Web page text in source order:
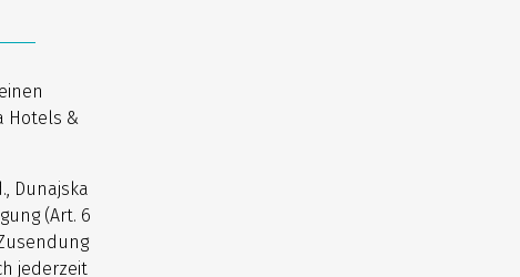
Hotels &
Dunajska
(Art. 6
jederzeit